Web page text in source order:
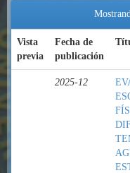
Vista
previa
Fecha de
publicación
2025-12